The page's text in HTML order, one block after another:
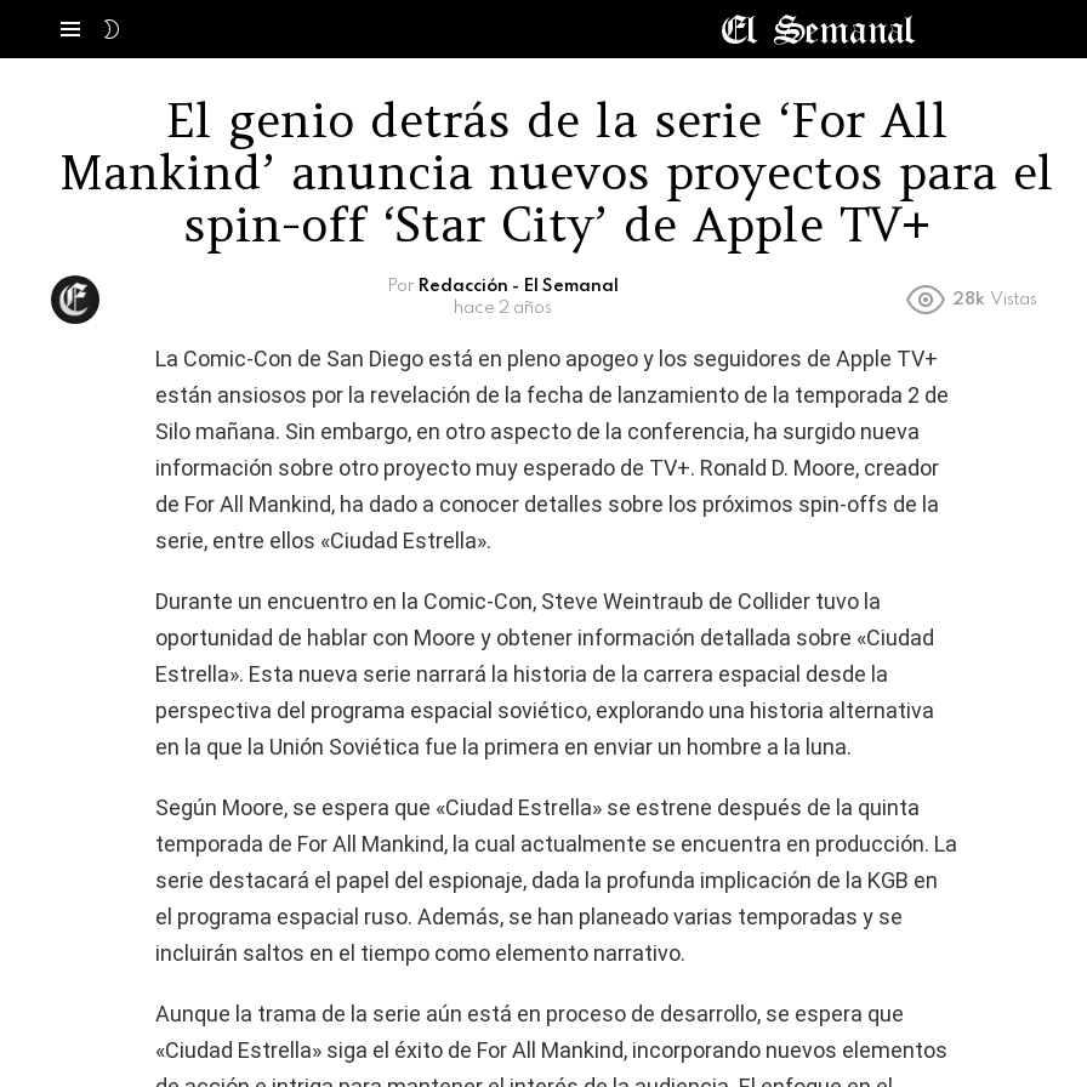
El genio detrás de la serie ‘For All
Mankind’ anuncia nuevos proyectos para el
spin-off ‘Star City’ de Apple TV+
Por Redacción - El Semanal
hace 2 años
28k Vistas
La Comic-Con de San Diego está en pleno apogeo y los seguidores de Apple TV+
están ansiosos por la revelación de la fecha de lanzamiento de la temporada 2 de
Silo mañana. Sin embargo, en otro aspecto de la conferencia, ha surgido nueva
información sobre otro proyecto muy esperado de TV+. Ronald D. Moore, creador
de For All Mankind, ha dado a conocer detalles sobre los próximos spin-offs de la
serie, entre ellos «Ciudad Estrella».
Durante un encuentro en la Comic-Con, Steve Weintraub de Collider tuvo la
oportunidad de hablar con Moore y obtener información detallada sobre «Ciudad
Estrella». Esta nueva serie narrará la historia de la carrera espacial desde la
perspectiva del programa espacial soviético, explorando una historia alternativa
en la que la Unión Soviética fue la primera en enviar un hombre a la luna.
Según Moore, se espera que «Ciudad Estrella» se estrene después de la quinta
temporada de For All Mankind, la cual actualmente se encuentra en producción. La
serie destacará el papel del espionaje, dada la profunda implicación de la KGB en
el programa espacial ruso. Además, se han planeado varias temporadas y se
incluirán saltos en el tiempo como elemento narrativo.
Aunque la trama de la serie aún está en proceso de desarrollo, se espera que
«Ciudad Estrella» siga el éxito de For All Mankind, incorporando nuevos elementos